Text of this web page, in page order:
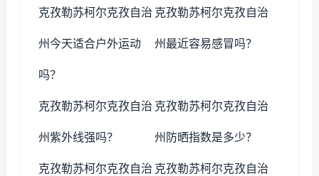
克孜勒苏柯尔克孜自治
州今天适合户外运动
吗？
克孜勒苏柯尔克孜自治
州最近容易感冒吗？
克孜勒苏柯尔克孜自治
州紫外线强吗？
克孜勒苏柯尔克孜自治
州防晒指数是多少？
克孜勒苏柯尔克孜自治 克孜勒苏柯尔克孜自治